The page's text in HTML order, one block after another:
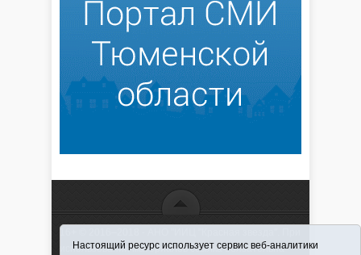
использовании материалов ссылка обязательна
Настоящий ресурс использует сервис веб-аналитики